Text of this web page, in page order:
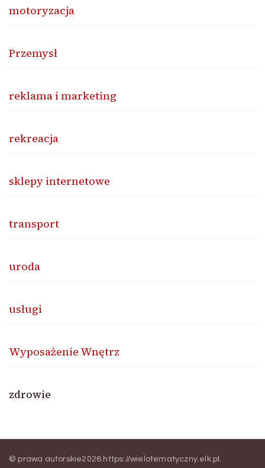
motoryzacja
Przemysł
reklama i marketing
rekreacja
sklepy internetowe
transport
uroda
usługi
Wyposażenie Wnętrz
zdrowie
© prawa autorskie2026 https://wielotematyczny.elk.pl .